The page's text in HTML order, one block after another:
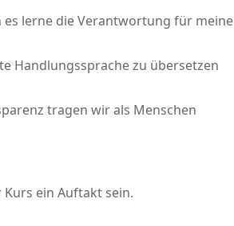
lerne die Verantwortung für meine
Handlungssprache zu übersetzen
tragen wir als Menschen
ein Auftakt sein.